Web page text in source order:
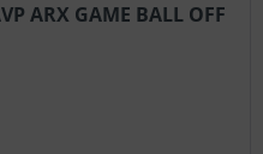
ARX GAME BALL OFF